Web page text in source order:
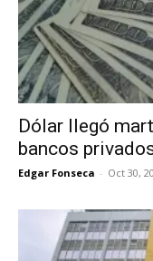
Dólar llegó
bancos
Edgar Fonseca - Oct 30,